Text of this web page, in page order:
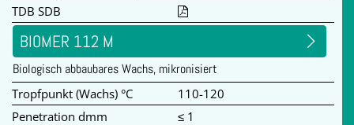
TDB SDB
BIOMER 112 M
Biologisch abbaubares Wachs, mikronisiert
Tropfpunkt (Wachs) °C
110-120
Penetration dmm
≤ 1